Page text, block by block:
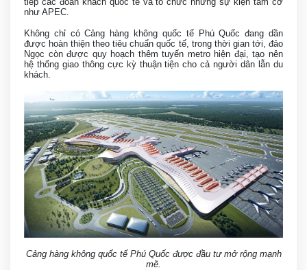
như APEC.
Không chỉ có Cảng hàng không quốc tế Phú Quốc đang dần
được hoàn thiện theo tiêu chuẩn quốc tế, trong thời gian tới, đảo
Ngọc còn được quy hoạch thêm tuyến metro hiện đại, tạo nên
hệ thống giao thông cực kỳ thuận tiện cho cả người dân lẫn du
khách.
Cảng hàng không quốc tế Phú Quốc được đầu tư mở rộng mạnh
mẽ.